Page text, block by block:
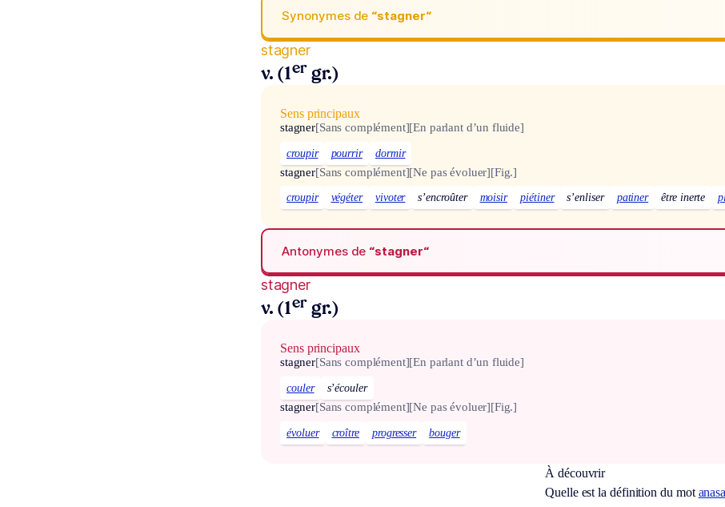
Synonymes de “stagner“
stagner
v. (1er gr.)
Sens principaux
stagner[Sans complément][En parlant d’un fluide]
croupir pourrir dormir
stagner[Sans complément][Ne pas évoluer][Fig.]
croupir végéter vivoter s’encroûter moisir piétiner s’enliser patiner être inerte
Antonymes de “stagner“
stagner
v. (1er gr.)
Sens principaux
stagner[Sans complément][En parlant d’un fluide]
couler s’écouler
stagner[Sans complément][Ne pas évoluer][Fig.]
évoluer croître progresser bouger
À découvrir
Quelle est la définition du mot